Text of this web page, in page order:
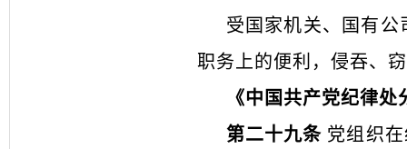
受国家机关、国有
职务上的便利，侵吞、
《中国共产党纪律处
第二十九条 党组织